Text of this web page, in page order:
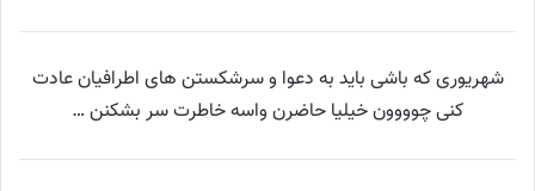
شهریوری که باشی باید به دعوا و سرشکستن های اطرافیان عادت
کنی چوووون خیلیا حاضرن واسه خاطرت سر بشکنن …